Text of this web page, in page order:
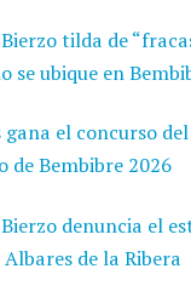
tilda de
se ubique en
gana el concurso
de Bembibre 2026
denuncia el
de la Ribera